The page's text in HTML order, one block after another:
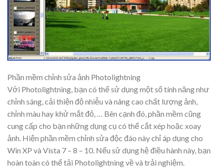
Phần mềm chỉnh sửa ảnh Photolightning
Với Photolightning, bạn có thể sử dụng một số tính năng như
chỉnh sáng, cải thiện độ nhiễu và nâng cao chất lượng ảnh,
chỉnh màu hay khử mắt đỏ, … Bên cạnh đó, phần mềm cũng
cung cấp cho bạn những dụng cụ có thể cắt xép hoặc xoay
ảnh. Hiện phần mềm chỉnh sửa độc đáo này chỉ áp dụng cho
Win XP và Vista 7 – 8 – 10. Nếu sử dụng hệ điều hành này, bạn
hoàn toàn có thể tải Photolightning về và trải nghiệm.